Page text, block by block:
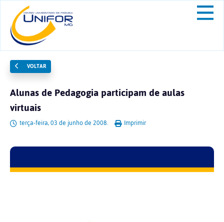
VOLTAR
Alunas de Pedagogia participam de aulas
virtuais
terça-feira, 03 de junho de 2008. Imprimir